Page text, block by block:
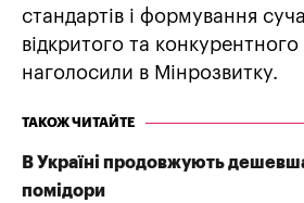
стандартів і формування
відкритого та
наголосили в Мінрозвитку.
ТАКОЖ ЧИТАЙТЕ
В Україні продовжують
помідори